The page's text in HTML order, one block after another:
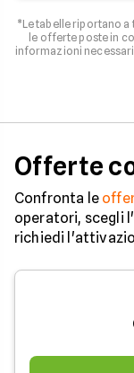
*Le tabelle riportano
le offerte poste in
informazioni
Offerte
Confronta le
operatori, scegli
richiedi